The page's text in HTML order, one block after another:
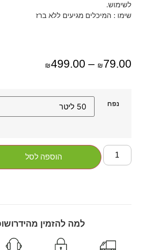
לשימוש.
שימו : המיכלים מגיעים ללא ברז
₪ 79.00
–
₪499.00
נפח
הוספה לסל
למה להזמין